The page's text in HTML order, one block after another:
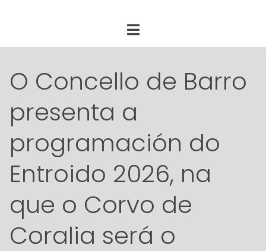
O Concello de Barro
presenta a
programación do
Entroido 2026, na
que o Corvo de
Coralia será o